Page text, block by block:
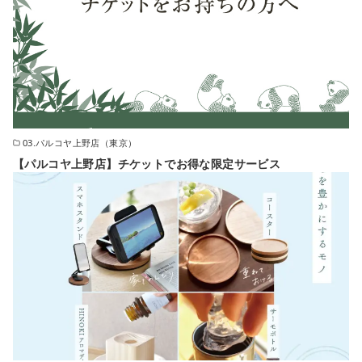
03.パルコヤ上野店（東京）
【パルコヤ上野店】チケットでお得な限定サービス